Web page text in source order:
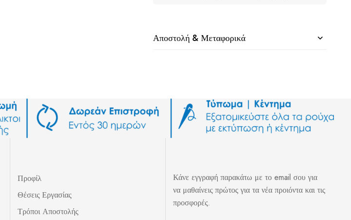
Αποστολή & Μεταφορικά
Προφίλ
Θέσεις Εργασίας
Τρόποι Αποστολής
Κάνε εγγραφή παρακάτω με το email σου για
να μαθαίνεις πρώτος για τα νέα προιόντα και τις
προσφορές.